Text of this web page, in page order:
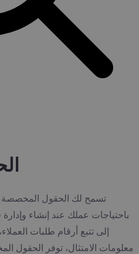
تسمح لك الحقول المخصصة
باحتياجات عملك عند إنشاء
إلى تتبع أرقام طلبات
معلومات الامتثال، توفر الحقول